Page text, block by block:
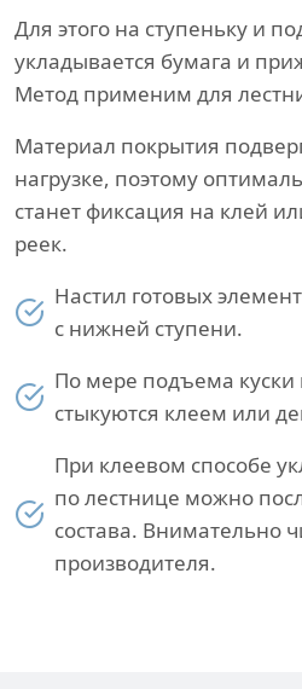
Для этого на ступеньку и
укладывается бумага и
Метод применим для
Материал покрытия
нагрузке, поэтому
станет фиксация на клей
реек.
Настил готовых
с нижней ступени.
По мере подъема
стыкуются клеем или
При клеевом способе
по лестнице можно
состава. Внимательно
производителя.